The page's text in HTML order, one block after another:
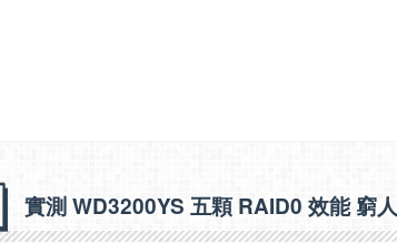
實測 WD3200YS 五顆 RAID0 效能 窮